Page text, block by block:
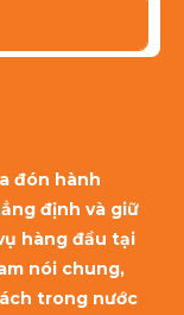
đón hành
định và giữ
hàng đầu tại
nói chung,
trong nước